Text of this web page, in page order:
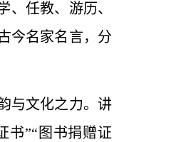
、任教、游历、
今名家名言，分
与文化之力。讲
书”“ 图书捐赠证